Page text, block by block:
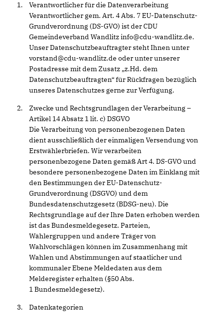
Verantwortlicher für die Datenverarbeitung
Verantwortlicher gem. Art. 4 Abs. 7 EU-Datenschutz-
Grundverordnung (DS-GVO) ist der CDU
Gemeindeverband Wandlitz info@cdu-wandlitz.de.
Unser Datenschutzbeauftragter steht Ihnen unter
vorstand@cdu-wandlitz.de oder unter unserer
Postadresse mit dem Zusatz „z.Hd. dem
Datenschutzbeauftragten“ für Rückfragen bezüglich
unseres Datenschutzes gerne zur Verfügung.
Zwecke und Rechtsgrundlagen der Verarbeitung –
Artikel 14 Absatz 1 lit. c) DSGVO
Die Verarbeitung von personenbezogenen Daten
dient ausschließlich der einmaligen Versendung von
Erstwählerbriefen. Wir verarbeiten
personenbezogene Daten gemäß Art 4. DS-GVO und
besondere personenbezogene Daten im Einklang mit
den Bestimmungen der EU-Datenschutz-
Grundverordnung (DSGVO) und dem
Bundesdatenschutzgesetz (BDSG-neu). Die
Rechtsgrundlage auf der Ihre Daten erhoben werden
ist das Bundesmeldegesetz. Parteien,
Wählergruppen und andere Träger von
Wahlvorschlägen können im Zusammenhang mit
Wahlen und Abstimmungen auf staatlicher und
kommunaler Ebene Meldedaten aus dem
Melderegister erhalten (§50 Abs.
1 Bundesmeldegesetz).
Datenkategorien